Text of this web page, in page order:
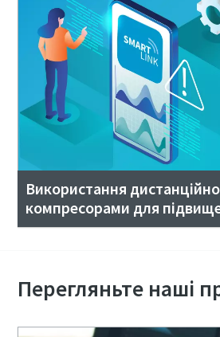
Використання
компресорами для
Перегляньте наші